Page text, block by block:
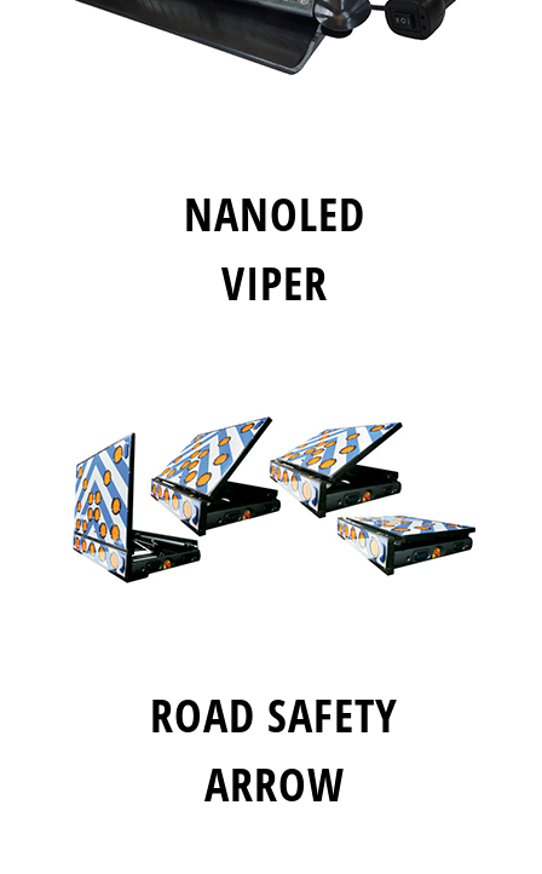
NANOLED
VIPER
ROAD SAFETY
ARROW